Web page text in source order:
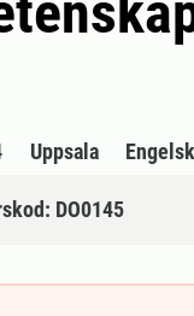
Uppsala
DO0145